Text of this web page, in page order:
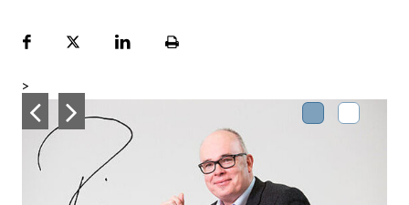
FacebookPlattformLinekdInSeite
>